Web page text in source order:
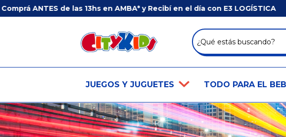
de las 13hs en AMBA* y Recibí en el día con E3 LOGÍSTICA / ENVÍO
JUEGOS Y JUGUETES TODO PARA EL